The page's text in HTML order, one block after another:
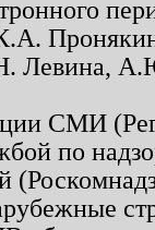
К.А.
Левина,
СМИ
по